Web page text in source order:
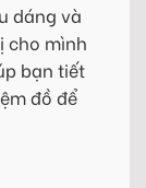
dáng và
cho mình
bạn tiết
đồ để